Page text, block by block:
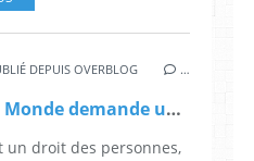
DEPUIS OVERBLOG …
Médecins du Monde demande une résolution du Parlement européen réaffirmant " la nécessité d'un accès égal aux soins pour tous, y compris les sans-papiers et les demandeurs d'asile "
un droit des personnes,